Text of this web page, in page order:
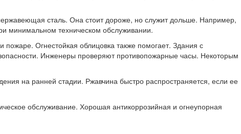
сталь. Она стоит дороже, но служит дольше. Например,
минимальном техническом обслуживании.
Огнестойкая облицовка также помогает. Здания с
Инженеры проверяют противопожарные часы. Некоторым
на ранней стадии. Ржавчина быстро распространяется, если ее
обслуживание. Хорошая антикоррозийная и огнеупорная